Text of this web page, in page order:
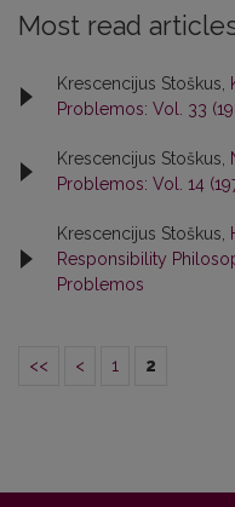
Most read
Krescencijus Stoškus,
Problemos: Vol. 33
Krescencijus Stoškus,
Problemos: Vol. 14
Krescencijus Stoškus,
Responsibility
Problemos
<< < 1 2